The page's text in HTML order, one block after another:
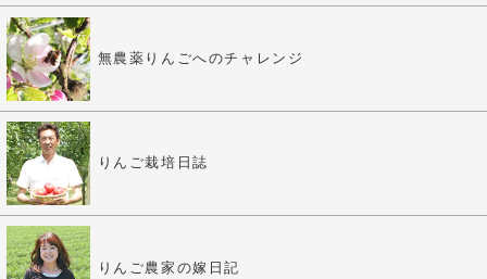
無農薬りんごへのチャレンジ
りんご栽培日誌
りんご農家の嫁日記